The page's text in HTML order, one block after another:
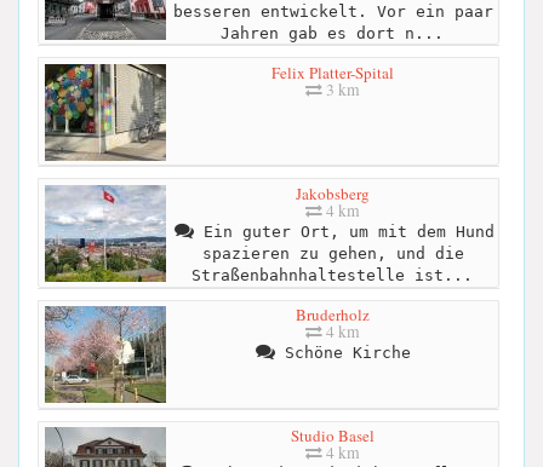
besseren entwickelt. Vor ein paar
Jahren gab es dort n...
Felix Platter-Spital
3 km
Jakobsberg
4 km
Ein guter Ort, um mit dem Hund
spazieren zu gehen, und die
Straßenbahnhaltestelle ist...
Bruderholz
4 km
Schöne Kirche
Studio Basel
4 km